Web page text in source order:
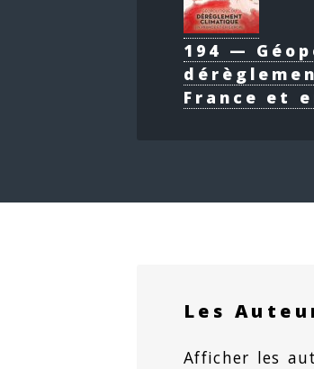
194 —
France et
Les
Afficher les